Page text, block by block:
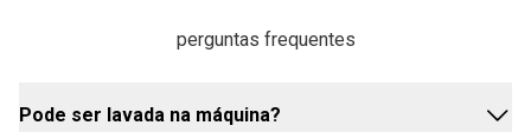
perguntas frequentes
Pode ser lavada na máquina?